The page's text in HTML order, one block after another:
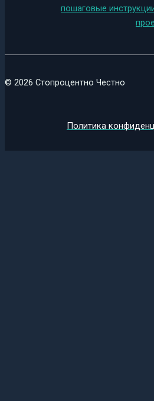
пошаговые
© 2026 Стопроцентно Честно
Политика